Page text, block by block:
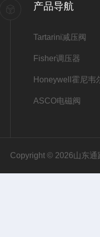
产品导航
Tartarini减压阀
Fisher调压器
Honeywell霍尼韦
ASCO电磁阀
Copyright © 2026山东